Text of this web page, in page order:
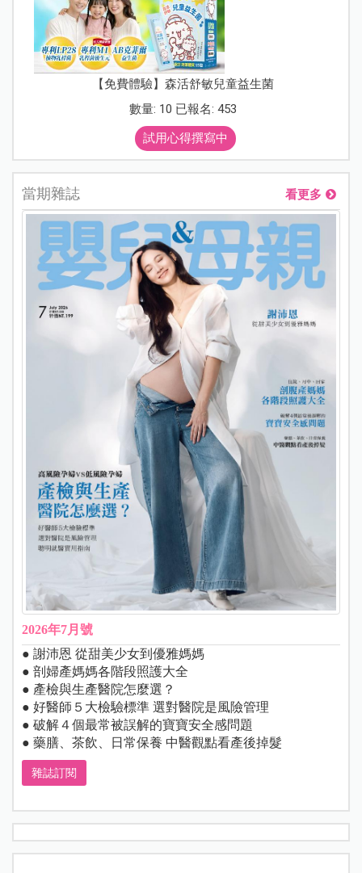
【免費體驗】森活舒敏兒童益生菌
數量: 10 已報名: 453
試用心得撰寫中
當期雜誌 看更多
2026年7月號
● 謝沛恩 從甜美少女到優雅媽媽
● 剖婦產媽媽各階段照護大全
● 產檢與生產醫院怎麼選？
● 好醫師５大檢驗標準 選對醫院是風險管理
● 破解４個最常被誤解的寶寶安全感問題
● 藥膳、茶飲、日常保養 中醫觀點看產後掉髮
雜誌訂閱